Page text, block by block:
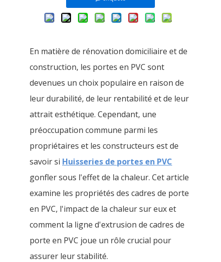
En matière de rénovation domiciliaire et de
construction, les portes en PVC sont
devenues un choix populaire en raison de
leur durabilité, de leur rentabilité et de leur
attrait esthétique. Cependant, une
préoccupation commune parmi les
propriétaires et les constructeurs est de
savoir si Huisseries de portes en PVC
gonfler sous l'effet de la chaleur. Cet article
examine les propriétés des cadres de porte
en PVC, l'impact de la chaleur sur eux et
comment la ligne d'extrusion de cadres de
porte en PVC joue un rôle crucial pour
assurer leur stabilité.